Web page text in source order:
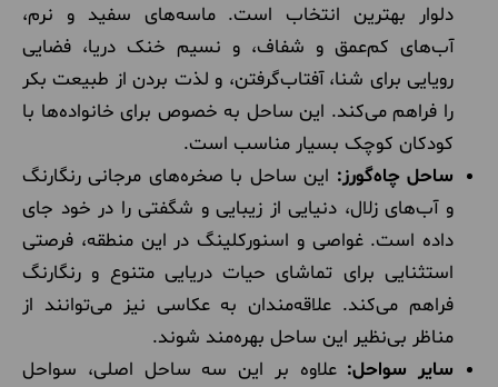
دلوار بهترین انتخاب است. ماسه‌های سفید و نرم،
آب‌های کم‌عمق و شفاف، و نسیم خنک دریا، فضایی
رویایی برای شنا، آفتاب‌گرفتن، و لذت بردن از طبیعت بکر
را فراهم می‌کند. این ساحل به خصوص برای خانواده‌ها با
کودکان کوچک بسیار مناسب است.
ساحل چاه‌گورز: این ساحل با صخره‌های مرجانی رنگارنگ
و آب‌های زلال، دنیایی از زیبایی و شگفتی را در خود جای
داده است. غواصی و اسنورکلینگ در این منطقه، فرصتی
استثنایی برای تماشای حیات دریایی متنوع و رنگارنگ
فراهم می‌کند. علاقه‌مندان به عکاسی نیز می‌توانند از
مناظر بی‌نظیر این ساحل بهره‌مند شوند.
سایر سواحل: علاوه بر این سه ساحل اصلی، سواحل